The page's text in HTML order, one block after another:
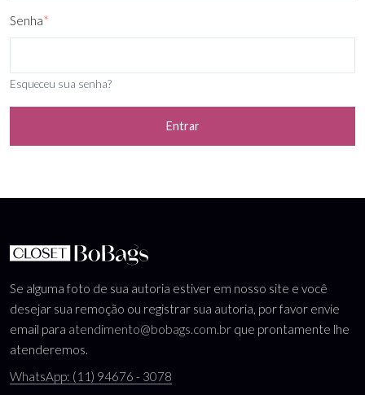
Senha*
Esqueceu sua senha?
Entrar
Se alguma foto de sua autoria estiver em nosso site e você
desejar sua remoção ou registrar sua autoria, por favor envie
email para atendimento@bobags.com.br que prontamente lhe
atenderemos.
WhatsApp: (11) 94676 - 3078